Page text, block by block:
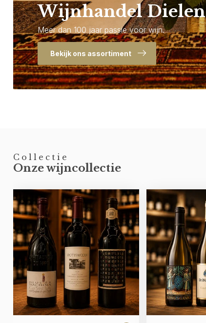
Wijnhandel Dielen
Meer dan 100 jaar passie voor wijn.
Bekijk ons assortiment
Collectie
Onze wijncollectie